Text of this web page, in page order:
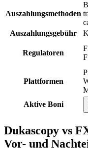
Auszahlungsmethoden
Auszahlungsgebühr
Regulatoren
Plattformen
Aktive Boni
Dukascopy vs
Vor- und